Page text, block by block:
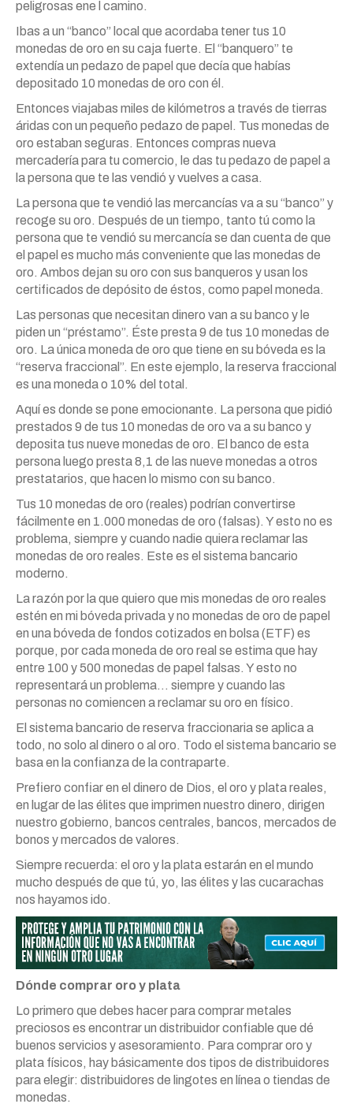
peligrosas ene l camino.
Ibas a un “banco” local que acordaba tener tus 10
monedas de oro en su caja fuerte. El “banquero” te
extendía un pedazo de papel que decía que habías
depositado 10 monedas de oro con él.
Entonces viajabas miles de kilómetros a través de tierras
áridas con un pequeño pedazo de papel. Tus monedas de
oro estaban seguras. Entonces compras nueva
mercadería para tu comercio, le das tu pedazo de papel a
la persona que te las vendió y vuelves a casa.
La persona que te vendió las mercancías va a su “banco” y
recoge su oro. Después de un tiempo, tanto tú como la
persona que te vendió su mercancía se dan cuenta de que
el papel es mucho más conveniente que las monedas de
oro. Ambos dejan su oro con sus banqueros y usan los
certificados de depósito de éstos, como papel moneda.
Las personas que necesitan dinero van a su banco y le
piden un “préstamo”. Éste presta 9 de tus 10 monedas de
oro. La única moneda de oro que tiene en su bóveda es la
“reserva fraccional”. En este ejemplo, la reserva fraccional
es una moneda o 10% del total.
Aquí es donde se pone emocionante. La persona que pidió
prestados 9 de tus 10 monedas de oro va a su banco y
deposita tus nueve monedas de oro. El banco de esta
persona luego presta 8,1 de las nueve monedas a otros
prestatarios, que hacen lo mismo con su banco.
Tus 10 monedas de oro (reales) podrían convertirse
fácilmente en 1.000 monedas de oro (falsas). Y esto no es
problema, siempre y cuando nadie quiera reclamar las
monedas de oro reales. Este es el sistema bancario
moderno.
La razón por la que quiero que mis monedas de oro reales
estén en mi bóveda privada y no monedas de oro de papel
en una bóveda de fondos cotizados en bolsa (ETF) es
porque, por cada moneda de oro real se estima que hay
entre 100 y 500 monedas de papel falsas. Y esto no
representará un problema… siempre y cuando las
personas no comiencen a reclamar su oro en físico.
El sistema bancario de reserva fraccionaria se aplica a
todo, no solo al dinero o al oro. Todo el sistema bancario se
basa en la confianza de la contraparte.
Prefiero confiar en el dinero de Dios, el oro y plata reales,
en lugar de las élites que imprimen nuestro dinero, dirigen
nuestro gobierno, bancos centrales, bancos, mercados de
bonos y mercados de valores.
Siempre recuerda: el oro y la plata estarán en el mundo
mucho después de que tú, yo, las élites y las cucarachas
nos hayamos ido.
Dónde comprar oro y plata
Lo primero que debes hacer para comprar metales
preciosos es encontrar un distribuidor confiable que dé
buenos servicios y asesoramiento. Para comprar oro y
plata físicos, hay básicamente dos tipos de distribuidores
para elegir: distribuidores de lingotes en línea o tiendas de
monedas.